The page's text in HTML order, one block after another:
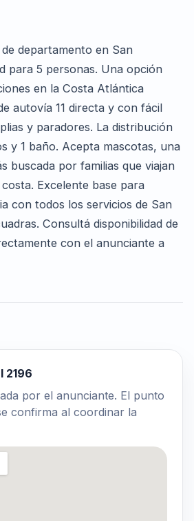
departamento en San
para 5 personas. Una opción
en la Costa Atlántica
autovía 11 directa y con fácil
y paradores. La distribución
y 1 baño. Acepta mascotas, una
buscada por familias que viajan
Excelente base para
con todos los servicios de San
Consultá disponibilidad de
con el anunciante a
2196
por el anunciante. El punto
confirma al coordinar la